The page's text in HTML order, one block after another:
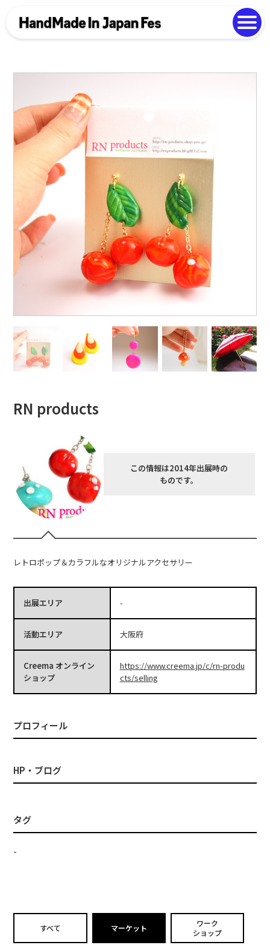
Photo Gallery
RN products
この情報は2014年出展時の
ものです。
レトロポップ＆カラフルなオリジナルアクセサリー
出展エリア -
活動エリア 大阪府
Creema オンライン
ショップ
https://www.creema.jp/c/rn-produ
cts/selling
プロフィール
HP・ブログ
タグ
-
すべて マーケット
ワーク
ショップ